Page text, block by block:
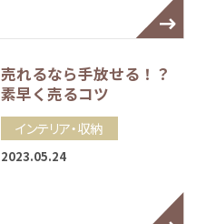
売れるなら手放せる！？
素早く売るコツ
インテリア・収納
2023.05.24